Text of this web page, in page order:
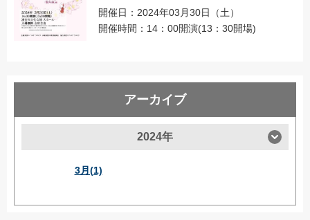
開催日：2024年03月30日（土）
開催時間：14：00開演(13：30開場)
アーカイブ
2024年
3月(1)